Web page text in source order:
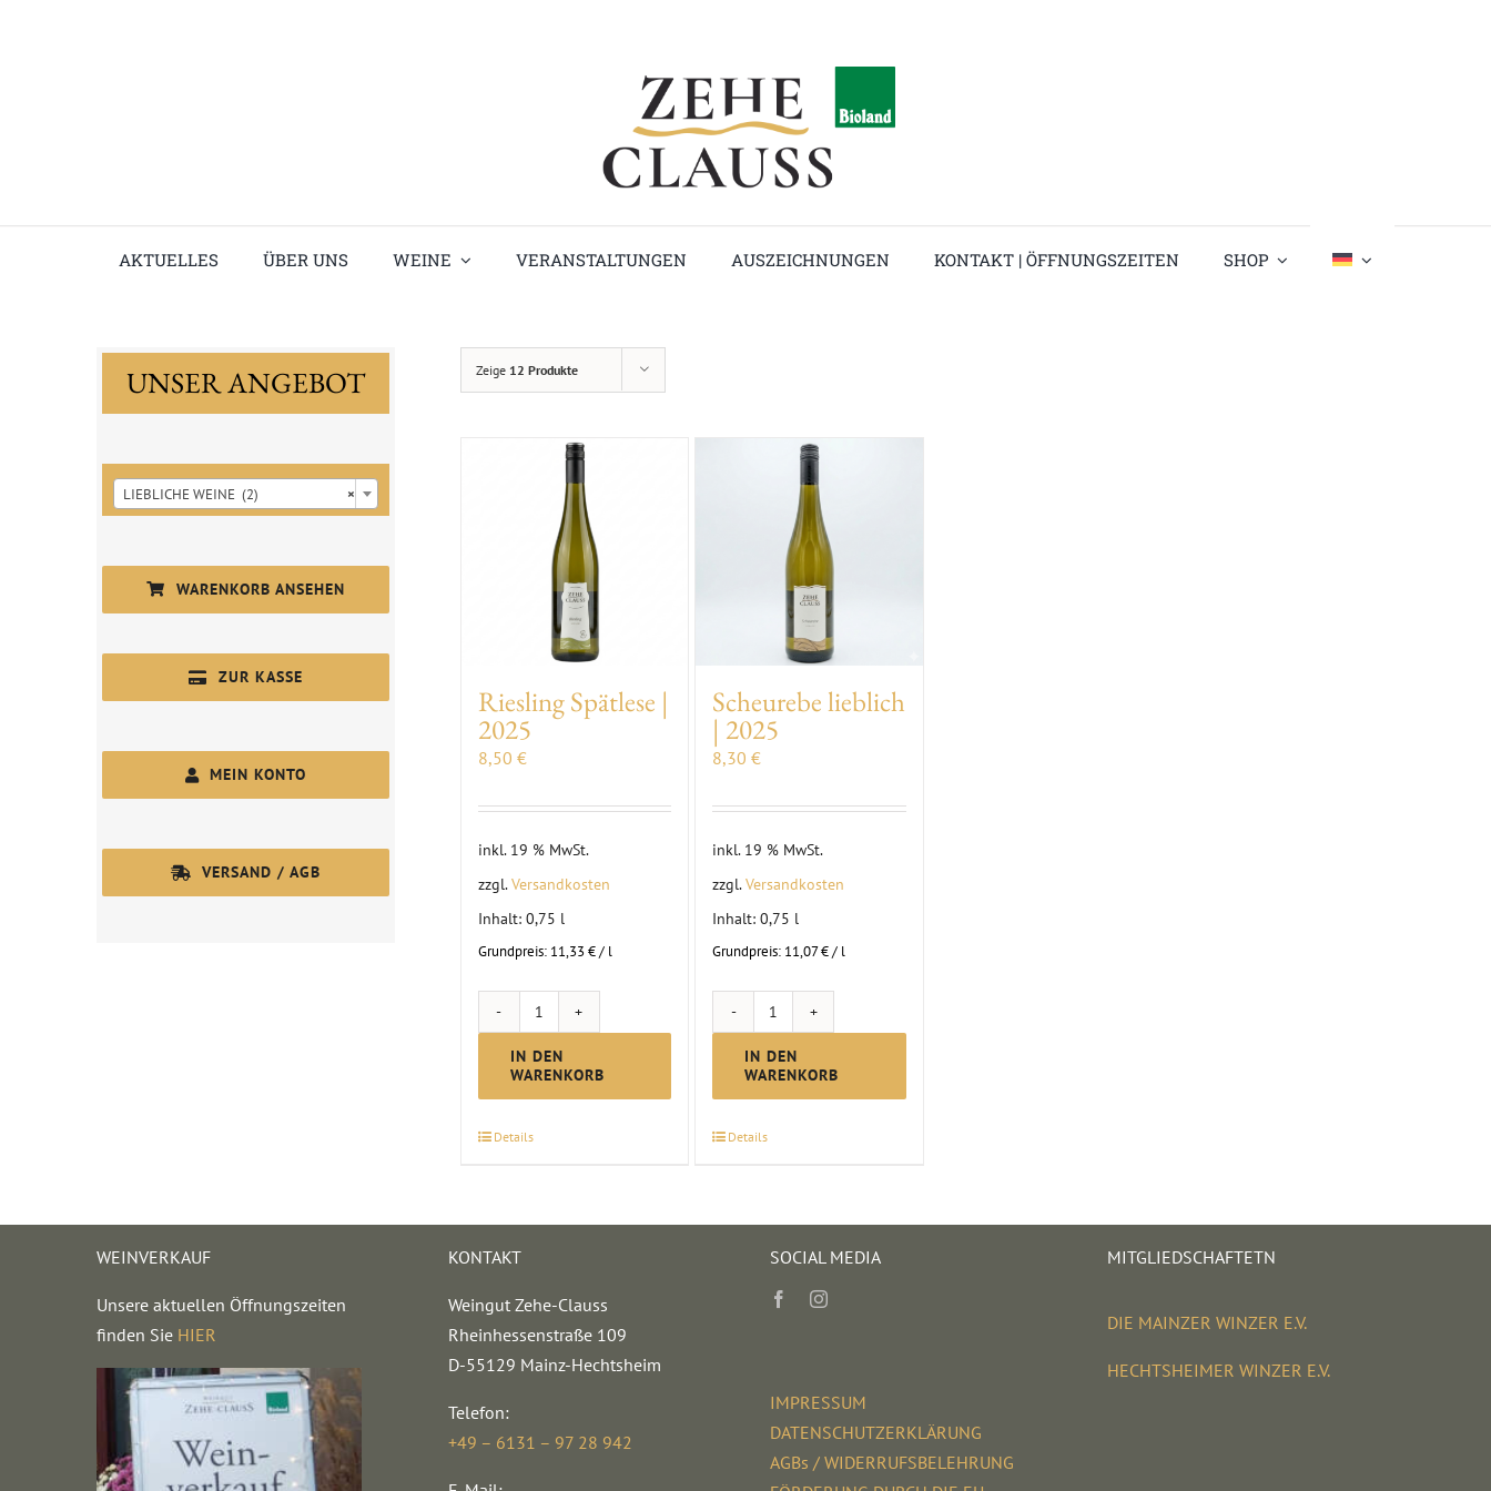
AKTUELLES ÜBER UNS WEINE VERANSTALTUNGEN AUSZEICHNUNGEN KONTAKT | ÖFFNUNGSZEITEN SHOP
Zeige 12 Produkte
Riesling Spätlese |
2025
8,50 €
inkl. 19 % MwSt.
zzgl.Versandkosten
Inhalt: 0,75 l
Grundpreis: 11,33 €/ l
Riesling
Spätlese
|
IN DEN
WARENKORB
Details
Scheurebe lieblich
| 2025
8,30€
inkl. 19 % MwSt.
zzgl.Versandkosten
Inhalt: 0,75 l
Grundpreis: 11,07€/ l
Scheurebe
lieblich
|
IN DEN
WARENKORB
Details
UNSER ANGEBOT
×
LIEBLICHE WEINE (2)
WARENKORB ANSEHEN
ZUR KASSE
MEIN KONTO
VERSAND / AGB
WEINVERKAUF
Unsere aktuellen Öffnungszeiten
finden Sie HIER
KONTAKT
Weingut Zehe-Clauss
Rheinhessenstraße 109
D-55129 Mainz-Hechtsheim
Telefon:
+49 – 6131 – 97 28 942
SOCIAL MEDIA
IMPRESSUM
DATENSCHUTZERKLÄRUNG
AGBs / WIDERRUFSBELEHRUNG
MITGLIEDSCHAFTETN
DIE MAINZER WINZER E.V.
HECHTSHEIMER WINZER E.V.